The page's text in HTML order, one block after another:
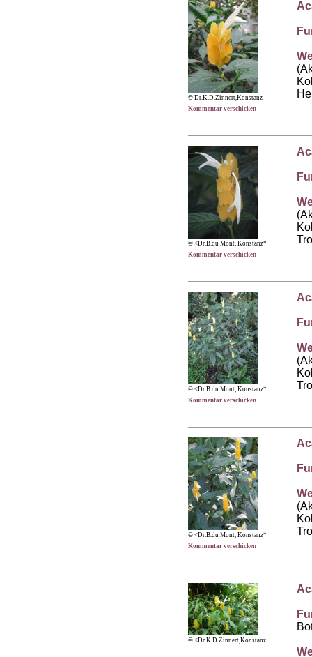
© Dr.K.D.Zinnert,Konstanz
Kommentar verschicken
© <Dr.B.du Mont, Konstanz*
Kommentar verschicken
© <Dr.B.du Mont, Konstanz*
Kommentar verschicken
© <Dr.B.du Mont, Konstanz*
Kommentar verschicken
© <Dr.K.D.Zinnert,Konstanz